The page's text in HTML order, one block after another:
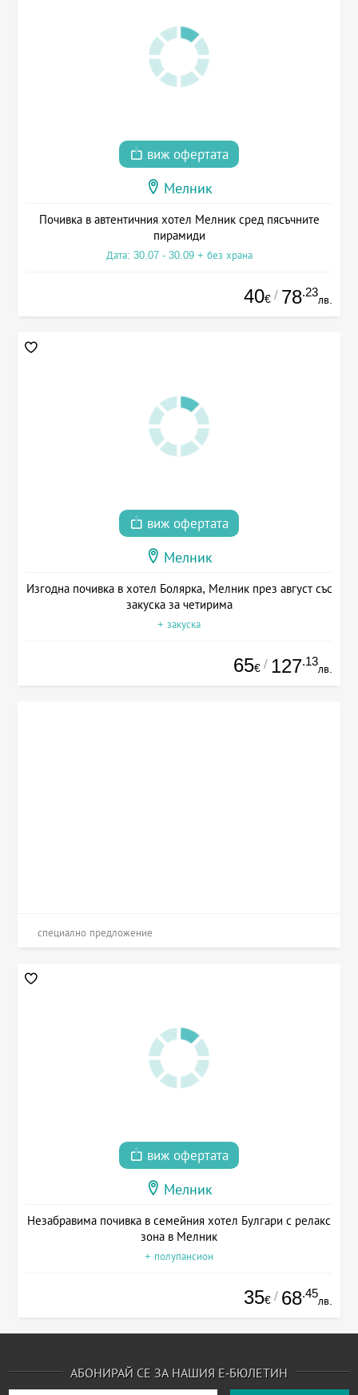
виж офертата
Мелник
Почивка в автентичния хотел Мелник сред пясъчните
пирамиди
Дата: 30.07 - 30.09 + без храна
40€ / 78.23
лв.
виж офертата
Мелник
Изгодна почивка в хотел Болярка, Мелник през август със
закуска за четирима
+ закуска
65€ / 127.13
лв.
специално предложение
виж офертата
Мелник
Незабравима почивка в семейния хотел Булгари с релакс
зона в Мелник
+ полупансион
35€ / 68.45
лв.
АБОНИРАЙ СЕ ЗА НАШИЯ Е-БЮЛЕТИН